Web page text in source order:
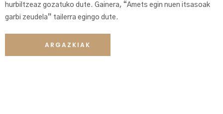
hurbiltzeaz gozatuko dute. Gainera, “Amets egin nuen itsasoak
garbi zeudela” tailerra egingo dute.
ARGAZKIAK